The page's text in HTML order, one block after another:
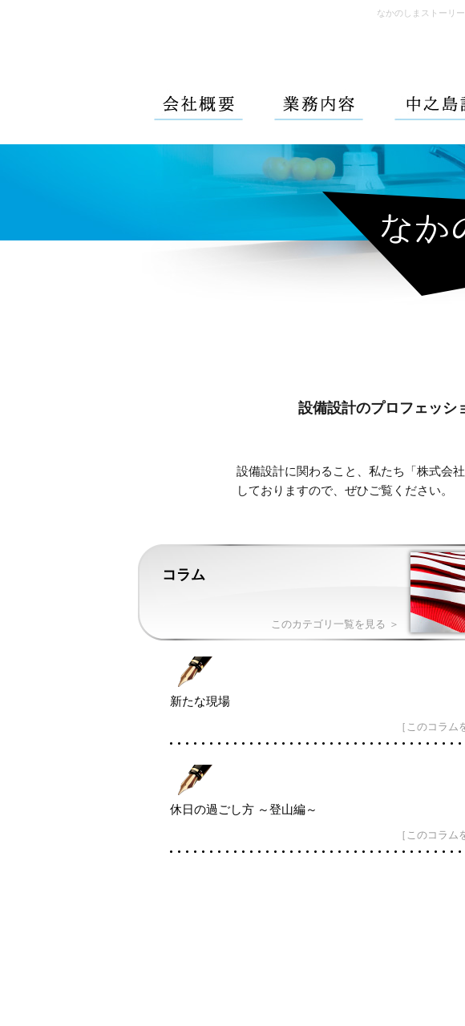
なかのしまストーリ
設備設計のプロフェッシ
設備設計に関わること、私たち「株式会
しておりますので、ぜひご覧ください。
コラム
このカテゴリ一覧を見る ＞
新たな現場
［このコラム
休日の過ごし方 ～登山編～
［このコラム